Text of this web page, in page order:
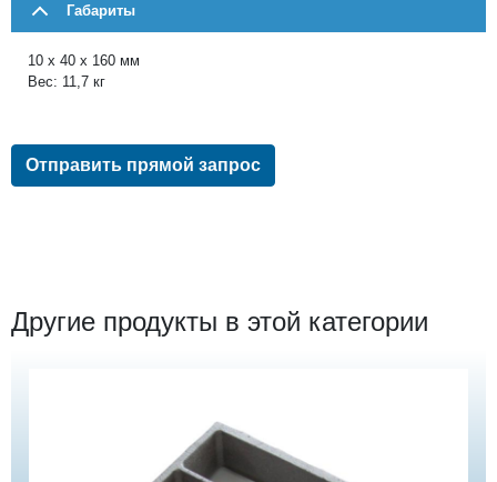
Габариты
10 x 40 x 160 мм
Вес: 11,7 кг
Отправить прямой запрос
Другие продукты в этой категории